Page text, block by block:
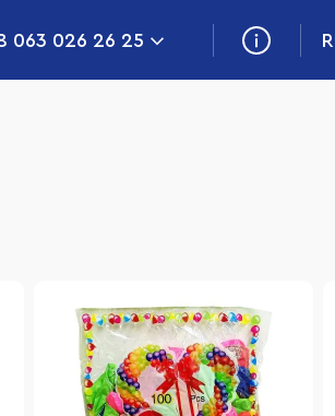
063 026 26 25